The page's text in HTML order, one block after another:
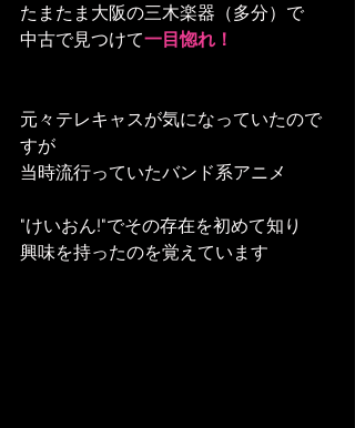
たまたま大阪の三木楽器（多分）で
中古で見つけて一目惚れ！
元々テレキャスが気になっていたので
すが
当時流行っていたバンド系アニメ
"けいおん!"でその存在を初めて知り
興味を持ったのを覚えています